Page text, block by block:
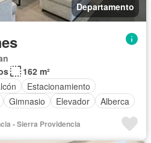
Departamento
162 m²
Estacionamiento
Gimnasio Elevador
Alberca
- Sierra Providencia